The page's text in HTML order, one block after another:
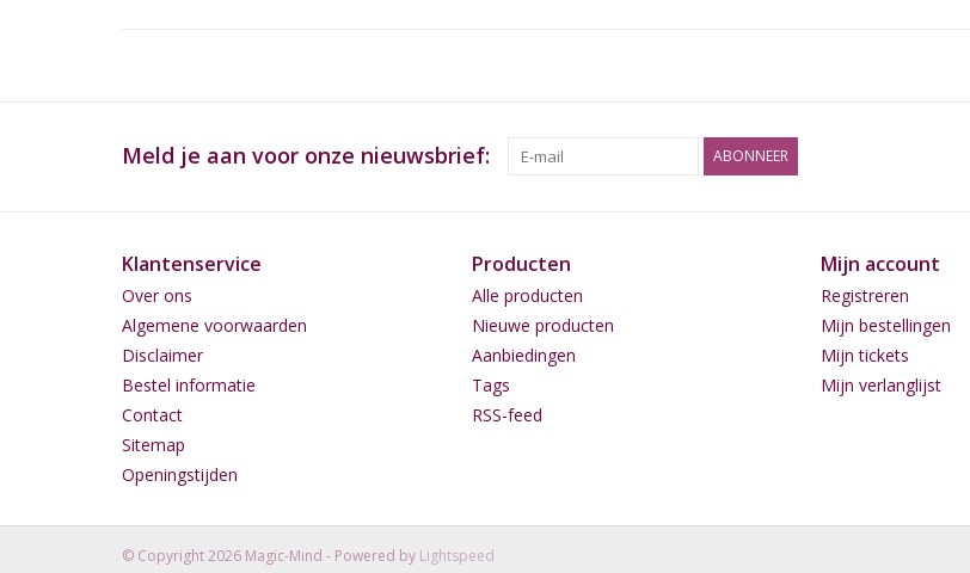
Meld je aan voor onze nieuwsbrief: ABONNEER
Klantenservice
Over ons
Algemene voorwaarden
Disclaimer
Bestel informatie
Contact
Sitemap
Openingstijden
Producten
Alle producten
Nieuwe producten
Aanbiedingen
Tags
RSS-feed
Mijn account
Registreren
Mijn bestellingen
Mijn tickets
Mijn verlanglijst
© Copyright 2026 Magic-Mind - Powered by Lightspeed